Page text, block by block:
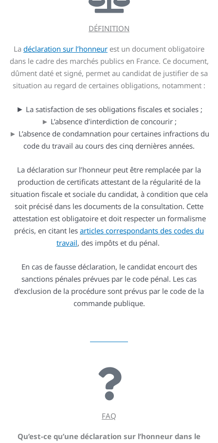
DÉFINITION
La déclaration sur l’honneur est un document obligatoire
dans le cadre des marchés publics en France. Ce document,
dûment daté et signé, permet au candidat de justifier de sa
situation au regard de certaines obligations, notamment :
► La satisfaction de ses obligations fiscales et sociales ;
► L’absence d’interdiction de concourir ;
► L’absence de condamnation pour certaines infractions du
code du travail au cours des cinq dernières années.
La déclaration sur l’honneur peut être remplacée par la
production de certificats attestant de la régularité de la
situation fiscale et sociale du candidat, à condition que cela
soit précisé dans les documents de la consultation. Cette
attestation est obligatoire et doit respecter un formalisme
précis, en citant les articles correspondants des codes du
travail, des impôts et du pénal.
En cas de fausse déclaration, le candidat encourt des
sanctions pénales prévues par le code pénal. Les cas
d’exclusion de la procédure sont prévus par le code de la
commande publique.
FAQ
Qu’est-ce qu’une déclaration sur l’honneur dans le